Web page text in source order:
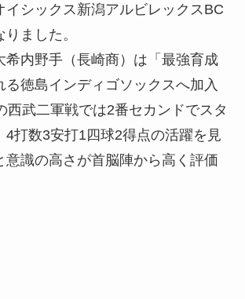
イシックス新潟アルビレックスBC
ました。
内野手（長崎商）は「最強育成
る徳島インディゴソックスへ加入
西武二軍戦では2番セカンドでスタ
4打数3安打1四球2得点の活躍を見
意識の高さが首脳陣から高く評価